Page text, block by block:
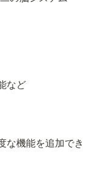
など
な機能を追加でき